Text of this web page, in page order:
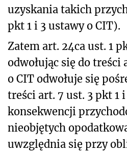
uzyskania takich
pkt 1 i 3 ustawy o CIT).
Zatem art. 24ca ust. 1
odwołując się do treści
o CIT odwołuje się
treści art. 7 ust. 3 pkt 1
konsekwencji
nieobjętych
uwzględnia się przy